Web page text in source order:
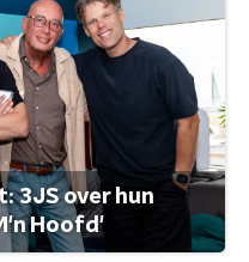
3JS over hun
Hoofd'